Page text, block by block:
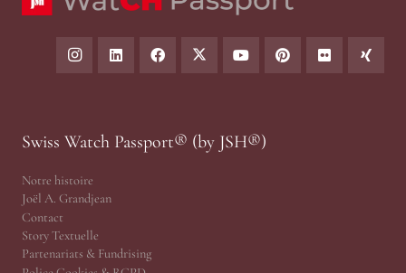
Swiss Watch Passport® (by JSH®)
Notre histoire
Joël A. Grandjean
Contact
Story Textuelle
Partenariats & Fundrising